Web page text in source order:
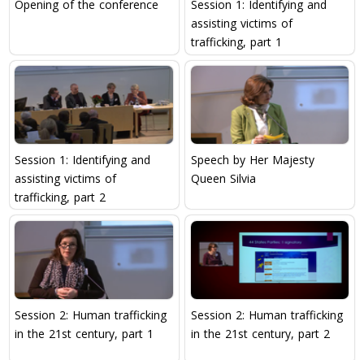
Opening of the conference
Session 1: Identifying and
assisting victims of
trafficking, part 1
Session 1: Identifying and
assisting victims of
trafficking, part 2
Speech by Her Majesty
Queen Silvia
Session 2: Human trafficking
in the 21st century, part 1
Session 2: Human trafficking
in the 21st century, part 2